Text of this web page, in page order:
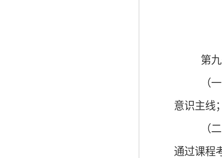
第
（
意识主线
（
通过课程